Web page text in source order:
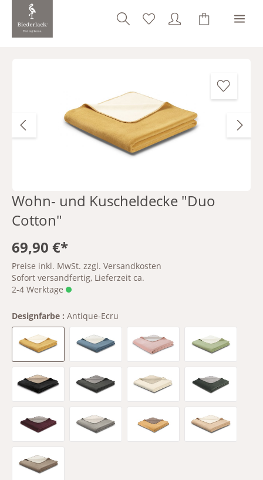
springen
Wohn- und Kuscheldecke "Duo
Cotton"
69,90 €*
Preise inkl. MwSt. zzgl. Versandkosten
Sofort versandfertig, Lieferzeit ca.
2-4 Werktage
Designfarbe : Antique-Ecru
Antique-Ecru Blue Heaven-EcruLotus-Ice Mint-Ecru
Schwarz-Palisadeanthrazit-graphitecru-feder fango-
feige-taupe graphit-rauch honey-taupe mousse-ecru
palisade-feder